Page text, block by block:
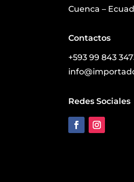
Cuenca –
Contactos
+593 99 843
Redes Sociales